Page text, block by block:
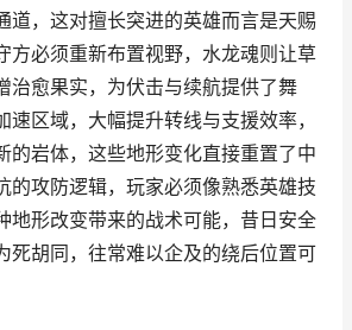
道，这对擅长突进的英雄而言是天赐
方必须重新布置视野，水龙魂则让草
治愈果实，为伏击与续航提供了舞
速区域，大幅提升转线与支援效率，
的岩体，这些地形变化直接重置了中
的攻防逻辑，玩家必须像熟悉英雄技
地形改变带来的战术可能，昔日安全
死胡同，往常难以企及的绕后位置可